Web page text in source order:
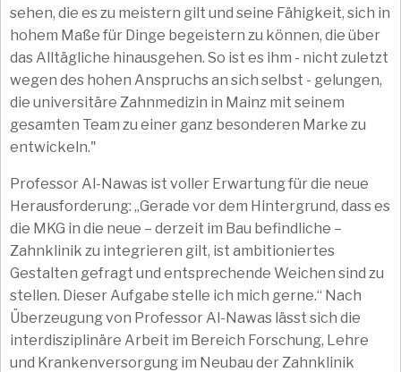
sehen, die es zu meistern gilt und seine Fähigkeit, sich in
hohem Maße für Dinge begeistern zu können, die über
das Alltägliche hinausgehen. So ist es ihm - nicht zuletzt
wegen des hohen Anspruchs an sich selbst - gelungen,
die universitäre Zahnmedizin in Mainz mit seinem
gesamten Team zu einer ganz besonderen Marke zu
entwickeln."
Professor Al-Nawas ist voller Erwartung für die neue
Herausforderung: „Gerade vor dem Hintergrund, dass es
die MKG in die neue – derzeit im Bau befindliche –
Zahnklinik zu integrieren gilt, ist ambitioniertes
Gestalten gefragt und entsprechende Weichen sind zu
stellen. Dieser Aufgabe stelle ich mich gerne.“ Nach
Überzeugung von Professor Al-Nawas lässt sich die
interdisziplinäre Arbeit im Bereich Forschung, Lehre
und Krankenversorgung im Neubau der Zahnklinik